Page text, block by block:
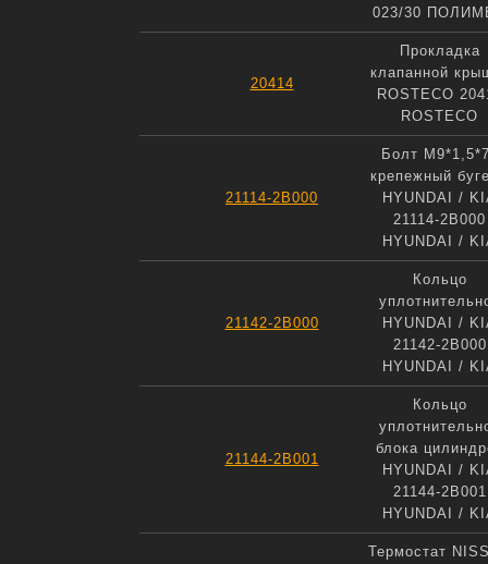
023/30
20414
Прокладка
клапанной
ROSTECO
ROSTECO
21114-2B000
Болт
крепежный
HYUNDAI /
21114-2B000
HYUNDAI /
21142-2B000
Кольцо
HYUNDAI /
21142-2B000
HYUNDAI /
21144-2B001
Кольцо
блока
HYUNDAI /
21144-2B001
HYUNDAI /
Термостат